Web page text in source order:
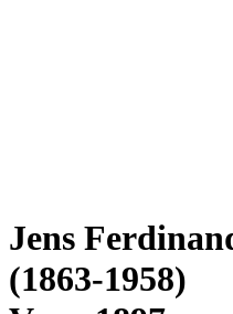
Jens
(1863-1958)